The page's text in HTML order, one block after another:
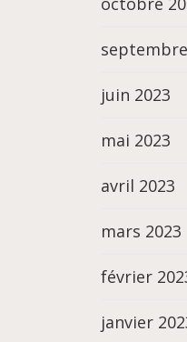
juin 2023
mai 2023
avril 2023
mars 2023
février
janvier